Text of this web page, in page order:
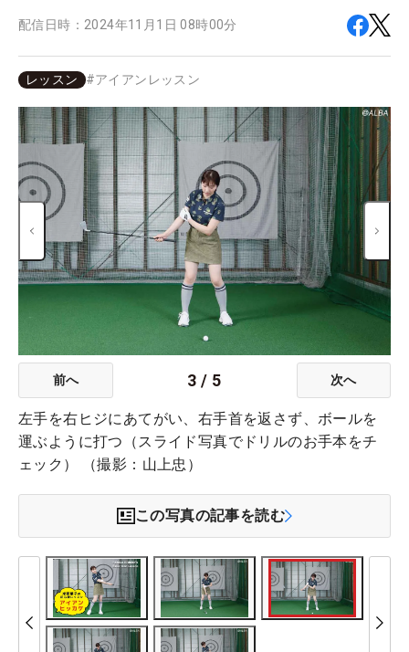
配信日時： 2024年11月1日 08時00分
レッスン #アイアンレッスン
前へ 3 / 5 次へ
左手を右ヒジにあてがい、右手首を返さず、ボールを
運ぶように打つ（スライド写真でドリルのお手本をチ
ェック） （撮影：山上忠）
この写真の記事を読む